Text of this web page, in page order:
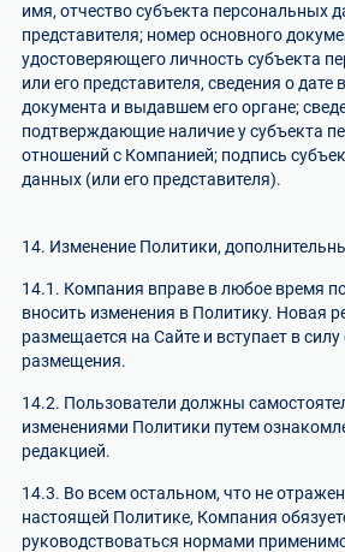
имя, отчество субъекта персональных
представителя; номер основного
удостоверяющего личность субъекта
или его представителя, сведения о
документа и выдавшем его органе;
подтверждающие наличие у субъекта
отношений с Компанией; подпись
данных (или его представителя).
14. Изменение Политики,
14.1. Компания вправе в любое время
вносить изменения в Политику. Новая
размещается на Сайте и вступает в
размещения.
14.2. Пользователи должны
изменениями Политики путем
редакцией.
14.3. Во всем остальном, что не
настоящей Политике, Компания
руководствоваться нормами